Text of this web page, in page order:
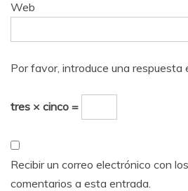
Web
Por favor, introduce una respuesta
tres × cinco =
Recibir un correo electrónico con
comentarios a esta entrada.